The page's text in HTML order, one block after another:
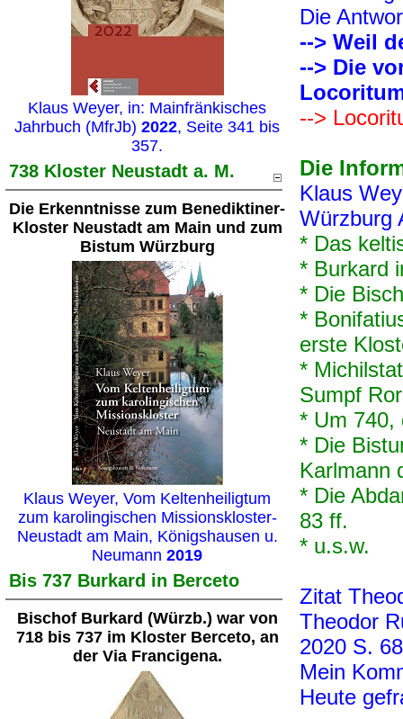
Klaus Weyer, in: Mainfränkisches
Jahrbuch (MfrJb) 2022, Seite 341 bis
357.
738 Kloster Neustadt a. M.
Die Erkenntnisse zum Benediktiner-
Kloster Neustadt am Main und zum
Bistum Würzburg
Klaus Weyer, Vom Keltenheiligtum
zum karolingischen Missionskloster-
Neustadt am Main, Königshausen u.
Neumann 2019
Bis 737 Burkard in Berceto
Bischof Burkard (Würzb.) war von
718 bis 737 im Kloster Berceto, an
der Via Francigena.
Die
--> Weil
--> Die
-->
Die
Klaus
Würzburg
* Das
* Burkard
* Die
*
erste
*
Sumpf
* Um 740,
* Die
Karlmann
* Die
83 ff.
* u.s.w.
Zitat
Theodor
2020 S.
Mein
Heute